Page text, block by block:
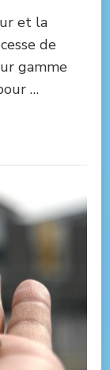
et la
de
gamme
…